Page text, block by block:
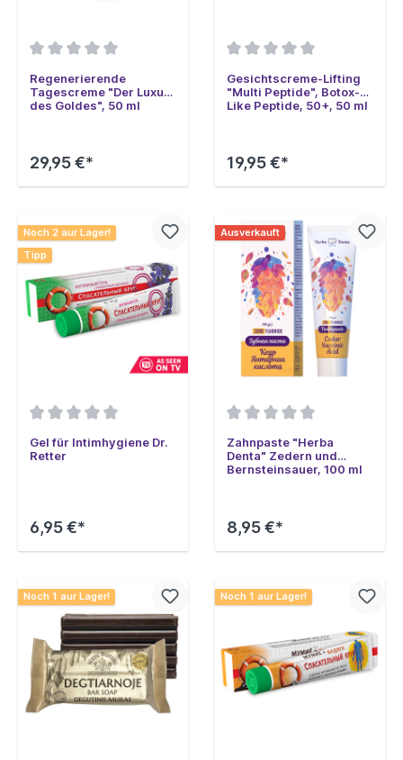
Regenerierende
Tagescreme "Der Luxus
des Goldes", 50 ml
29,95 €*
Gesichtscreme-Lifting
"Multi Peptide", Botox-
Like Peptide, 50+, 50 ml
19,95 €*
Noch 2 aur Lager!
Tipp
Gel für Intimhygiene Dr.
Retter
6,95 €*
Ausverkauft
Zahnpaste "Herba
Denta" Zedern und
Bernsteinsauer, 100 ml
8,95 €*
Noch 1 aur Lager! Noch 1 aur Lager!